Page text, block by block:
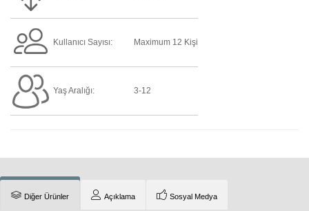
Kullanıcı Sayısı: Maximum 12 Kişi
Yaş Aralığı: 3-12
Diğer Ürünler Açıklama Sosyal Medya